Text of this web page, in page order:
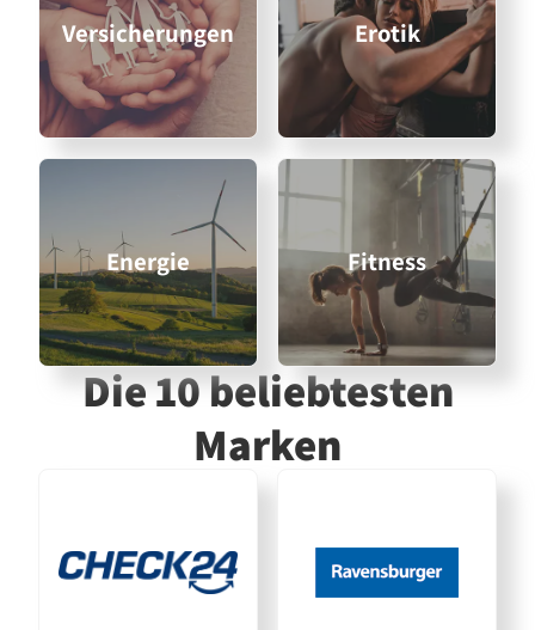
Versicherungen Erotik
Energie Fitness
Die 10 beliebtesten
Marken